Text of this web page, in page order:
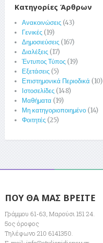
Κατηγορίες Άρθρων
Ανακοινώσεις (43)
Γενικές (19)
Δημοσιεύσεις (167)
Διαλέξεις (17)
Έντυπος Τύπος (19)
Εξετάσεις (5)
Επιστημονικά Περιοδικά (10)
Ιστοσελίδες (148)
Μαθήματα (19)
Μη κατηγοριοποιημένο (14)
Φοιτητές (25)
ΠΟΥ ΘΑ ΜΑΣ ΒΡΕΙΤΕ
Γράμμου 61-63, Μαρούσι 151 24.
5ος όροφος
Τηλέφωνο 210 6141350.